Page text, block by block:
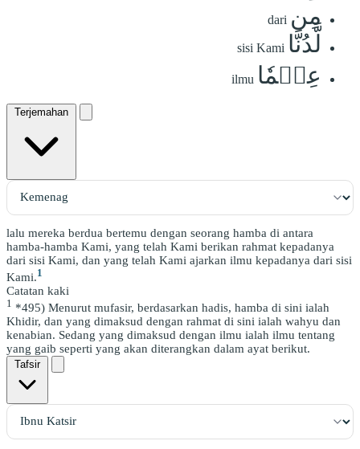
مِن dari
لَّدُنَّا sisi Kami
عِلۡمٗا ilmu
Terjemahan
lalu mereka berdua bertemu dengan seorang hamba di antara
hamba-hamba Kami, yang telah Kami berikan rahmat kepadanya
dari sisi Kami, dan yang telah Kami ajarkan ilmu kepadanya dari sisi
Kami.1
Catatan kaki
1 *495) Menurut mufasir, berdasarkan hadis, hamba di sini ialah
Khidir, dan yang dimaksud dengan rahmat di sini ialah wahyu dan
kenabian. Sedang yang dimaksud dengan ilmu ialah ilmu tentang
yang gaib seperti yang akan diterangkan dalam ayat berikut.
Tafsir